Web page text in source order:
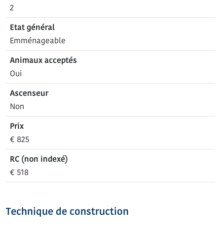
2
Etat général
Emménageable
Animaux acceptés
Oui
Ascenseur
Non
Prix
€ 825
RC (non indexé)
€ 518
Technique de construction